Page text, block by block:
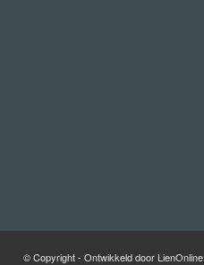
© Copyright - Ontwikkeld door LienOnline